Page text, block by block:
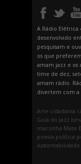
A Rádio
desenvolvido
pesquisam e
os que
amam jazz e os
time de dez,
amam rádio.
divertem com
Arte cidadania
Guia do Jazz
maconha Mate
poesia política
sustentabilidade